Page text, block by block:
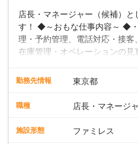
店長・マネージャー（候補）と
す！ ◆～おもな仕事内容～ ◆
理・予約管理、電話対応・接客
在庫管理・オペレーションの見
入社後はスキルに合わせた業務
向上を目指すDX推進～ ◆すか
スタッフの働きやすさをサポー
勤務先情報 東京都
職種 店長・マネージ
施設形態 ファミレス